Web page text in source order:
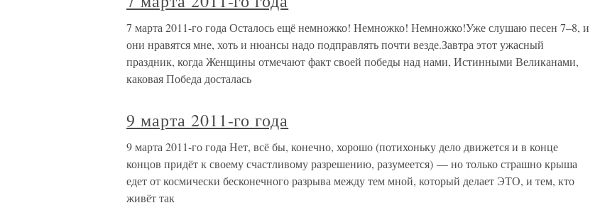
7 марта 2011-го года Осталось ещё немножко! Немножко! Немножко!Уже слушаю песен 7–8, и
они нравятся мне, хоть и нюансы надо подправлять почти везде.Завтра этот ужасный
праздник, когда Женщины отмечают факт своей победы над нами, Истинными Великанами,
каковая Победа досталась
9 марта 2011-го года
9 марта 2011-го года Нет, всё бы, конечно, хорошо (потихоньку дело движется и в конце
концов придёт к своему счастливому разрешению, разумеется) — но только страшно крыша
едет от космически бесконечного разрыва между тем мной, который делает ЭТО, и тем, кто
живёт так